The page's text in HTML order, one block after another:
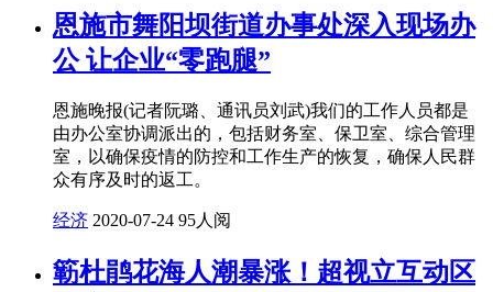
恩施市舞阳坝街道办事处深入现场办
公 让企业“零跑腿”
恩施晚报(记者阮璐、通讯员刘武)我们的工作人员都是
由办公室协调派出的，包括财务室、保卫室、综合管理
室，以确保疫情的防控和工作生产的恢复，确保人民群
众有序及时的返工。
经济 2020-07-24 95人阅
簕杜鹃花海人潮暴涨！超视立互动区